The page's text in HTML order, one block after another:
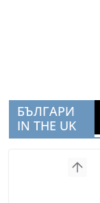
БЪЛГАРИ
IN THE UK